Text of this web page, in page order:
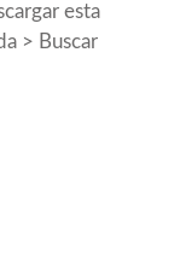
esta
> Buscar